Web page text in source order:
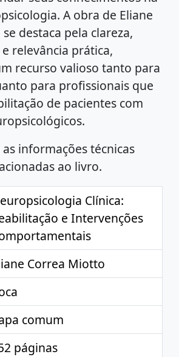
A obra de Eliane
destaca pela clareza,
relevância prática,
recurso valioso tanto para
para profissionais que
de pacientes com
as informações técnicas
ao livro.
Clínica:
e Intervenções
Correa Miotto
comum
páginas